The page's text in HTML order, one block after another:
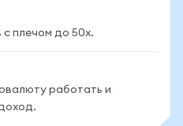
с плечом до 50x.
работать и